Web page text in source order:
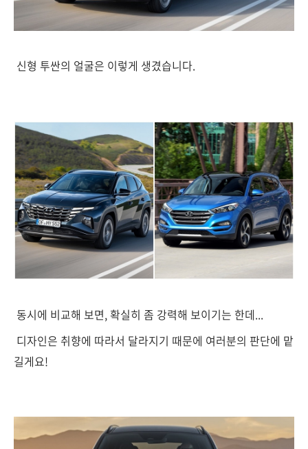
신형 투싼의 얼굴은 이렇게 생겼습니다.
동시에 비교해 보면, 확실히 좀 강력해 보이기는 한데...
디자인은 취향에 따라서 달라지기 때문에 여러분의 판단에 맡
길게요!